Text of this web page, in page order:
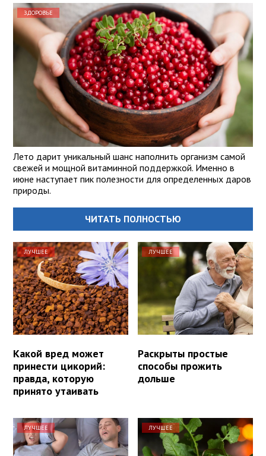
ЗДОРОВЬЕ
Лето дарит уникальный шанс наполнить организм самой
свежей и мощной витаминной поддержкой. Именно в
июне наступает пик полезности для определенных даров
природы.
ЧИТАТЬ ПОЛНОСТЬЮ
ЛУЧШЕЕ
Какой вред может
принести цикорий:
правда, которую
принято утаивать
ЛУЧШЕЕ
Раскрыты простые
способы прожить
дольше
ЛУЧШЕЕ ЛУЧШЕЕ